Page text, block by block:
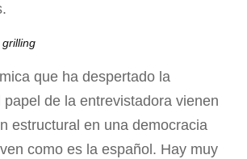
grilling
que ha despertado la
de la entrevistadora vienen
estructural en una democracia
como es la español. Hay muy